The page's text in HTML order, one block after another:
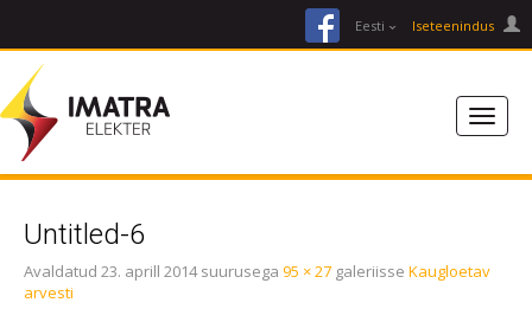
facebookEesti Iseteenindus
Untitled-6
Avaldatud 23. aprill 2014suurusega 95 × 27 galeriisse Kaugloetav
arvesti